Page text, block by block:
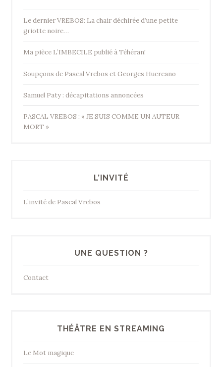
Le dernier VREBOS: La chair déchirée d’une petite
griotte noire…
Ma pièce L’IMBECILE publié à Téhéran!
Soupçons de Pascal Vrebos et Georges Huercano
Samuel Paty : décapitations annoncées
PASCAL VREBOS : « JE SUIS COMME UN AUTEUR
MORT »
L’INVITÉ
L’invité de Pascal Vrebos
UNE QUESTION ?
Contact
THÉÂTRE EN STREAMING
Le Mot magique